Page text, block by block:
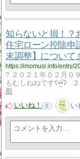
知らないと損！？
住宅ローン控除申
末調整】について
https://imomusi.info/entry/
? ２０２１年０２月０
もむしねねですʕ•̫͡•ʔ
前
いいね！
0 い